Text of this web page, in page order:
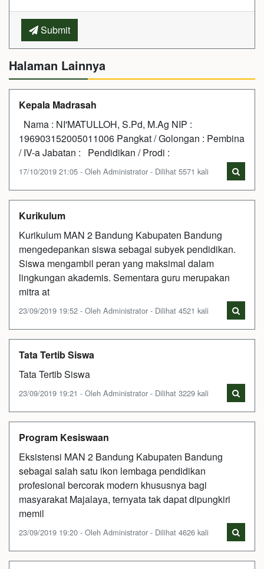
Submit
Halaman Lainnya
Kepala Madrasah
Nama : NI'MATULLOH, S.Pd, M.Ag NIP :
196903152005011006 Pangkat / Golongan : Pembina
/ IV-a Jabatan : Pendidikan / Prodi :
17/10/2019 21:05 - Oleh Administrator - Dilihat 5571 kali
Kurikulum
Kurikulum MAN 2 Bandung Kabupaten Bandung
mengedepankan siswa sebagai subyek pendidikan.
Siswa mengambil peran yang maksimal dalam
lingkungan akademis. Sementara guru merupakan
mitra at
23/09/2019 19:52 - Oleh Administrator - Dilihat 4521 kali
Tata Tertib Siswa
Tata Tertib Siswa
23/09/2019 19:21 - Oleh Administrator - Dilihat 3229 kali
Program Kesiswaan
Eksistensi MAN 2 Bandung Kabupaten Bandung
sebagai salah satu ikon lembaga pendidikan
profesional bercorak modern khususnya bagi
masyarakat Majalaya, ternyata tak dapat dipungkiri
memil
23/09/2019 19:20 - Oleh Administrator - Dilihat 4626 kali